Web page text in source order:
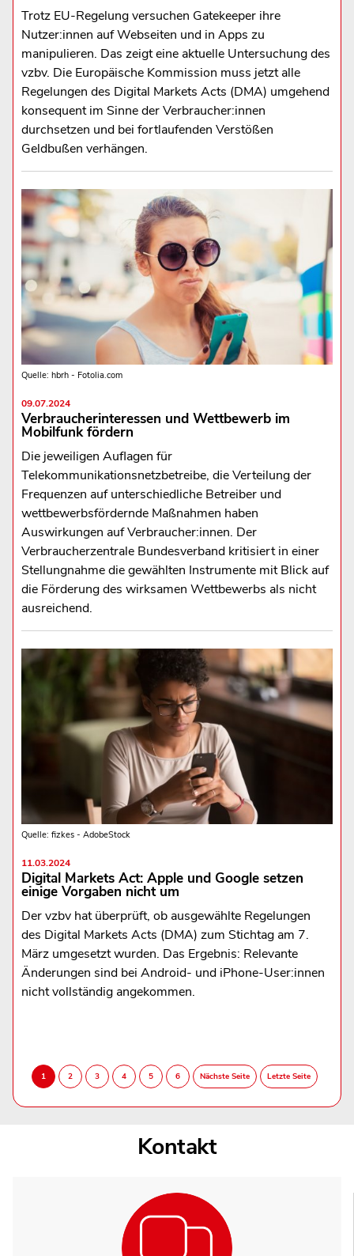
Trotz EU-Regelung versuchen Gatekeeper ihre
Nutzer:innen auf Webseiten und in Apps zu
manipulieren. Das zeigt eine aktuelle Untersuchung des
vzbv. Die Europäische Kommission muss jetzt alle
Regelungen des Digital Markets Acts (DMA) umgehend
konsequent im Sinne der Verbraucher:innen
durchsetzen und bei fortlaufenden Verstößen
Geldbußen verhängen.
Quelle: hbrh - Fotolia.com
09.07.2024
Verbraucherinteressen und Wettbewerb im
Mobilfunk fördern
Die jeweiligen Auflagen für
Telekommunikationsnetzbetreibe, die Verteilung der
Frequenzen auf unterschiedliche Betreiber und
wettbewerbsfördernde Maßnahmen haben
Auswirkungen auf Verbraucher:innen. Der
Verbraucherzentrale Bundesverband kritisiert in einer
Stellungnahme die gewählten Instrumente mit Blick auf
die Förderung des wirksamen Wettbewerbs als nicht
ausreichend.
Quelle: fizkes - AdobeStock
11.03.2024
Digital Markets Act: Apple und Google setzen
einige Vorgaben nicht um
Der vzbv hat überprüft, ob ausgewählte Regelungen
des Digital Markets Acts (DMA) zum Stichtag am 7.
März umgesetzt wurden. Das Ergebnis: Relevante
Änderungen sind bei Android- und iPhone-User:innen
nicht vollständig angekommen.
Kontakt